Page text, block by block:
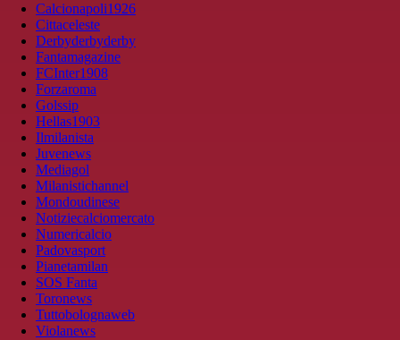
Calcionapoli1926
Cittaceleste
Derbyderbyderby
Fantamagazine
FCInter1908
Forzaroma
Golssip
Hellas1903
Ilmilanista
Juvenews
Mediagol
Milanistichannel
Mondoudinese
Notiziecalciomercato
Numericalcio
Padovasport
Pianetamilan
SOS Fanta
Toronews
Tuttobolognaweb
Violanews